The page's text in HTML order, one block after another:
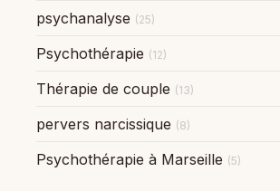
psychanalyse (25)
Psychothérapie (12)
Thérapie de couple (13)
pervers narcissique (8)
Psychothérapie à Marseille (5)